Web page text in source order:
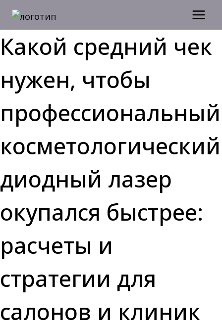
Какой средний чек
нужен, чтобы
профессиональный
косметологический
диодный лазер
окупался быстрее:
расчеты и
стратегии для
салонов и клиник